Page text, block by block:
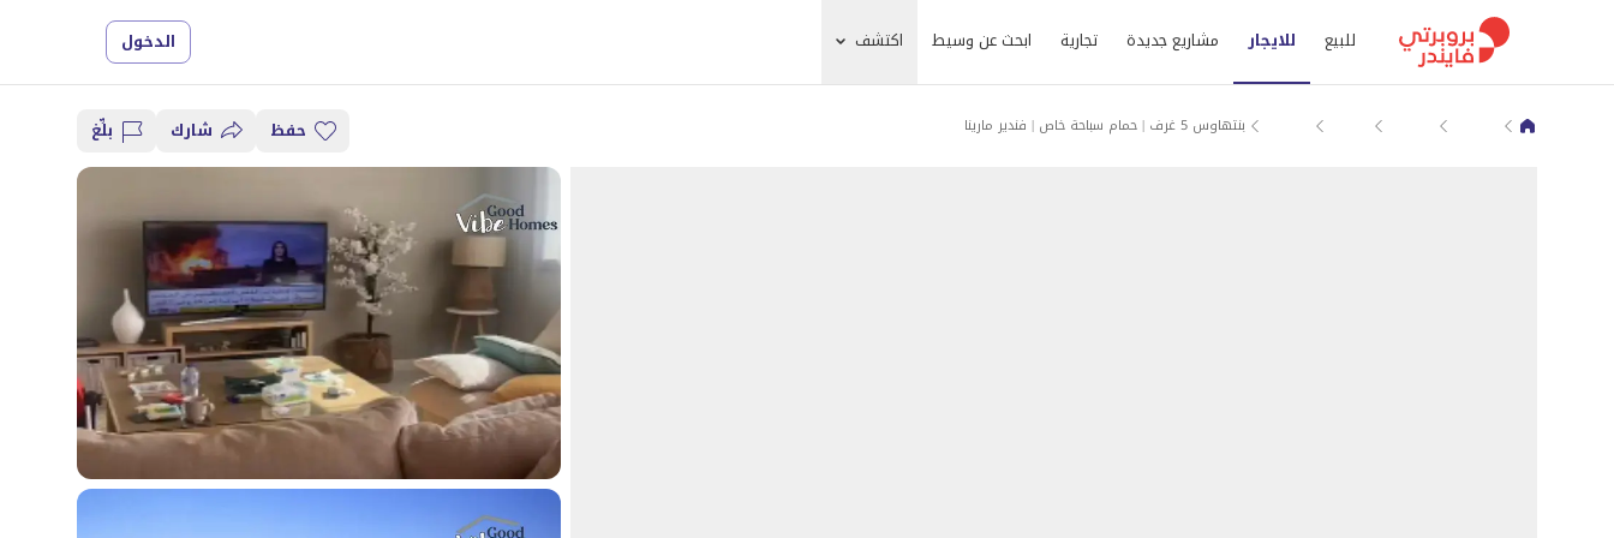
للبيع للايجار مشاريع جديدة تجارية ابحث عن وسيط اكتشف الدخول
بنتهاوس (روف) للايجار في محافظة البحر الاحمر
فنادير مارينابنتهاوس 5 غرف | حمام سباحة خاص | فندير مارينا حفظ شارك بلِّغ